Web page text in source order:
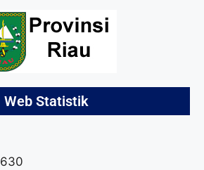
Web Statistik